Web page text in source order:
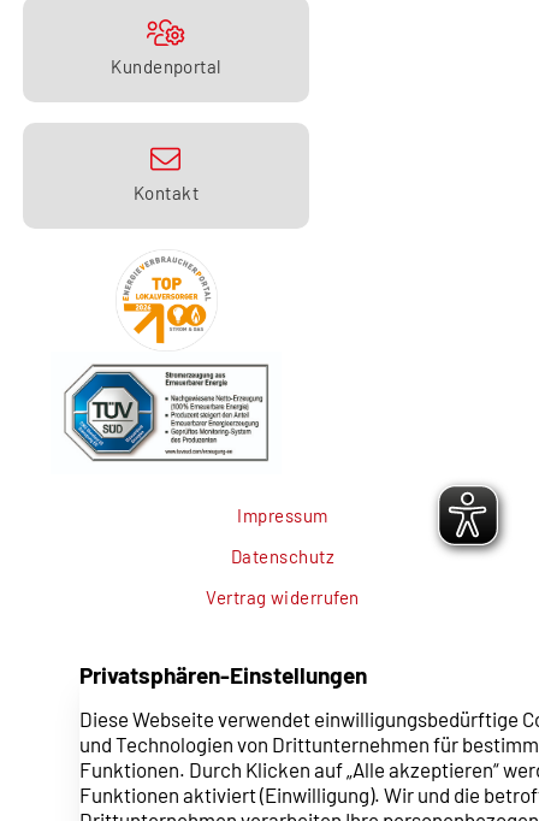
Kundenportal
Kontakt
Impressum
Datenschutz
Vertrag widerrufen